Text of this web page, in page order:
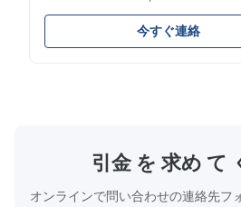
Value Product Name 0.5mm MR
Tinplate Food-Grade Can Material
MR, SPCC, prime Tinplate / TFS
TH620 Standard JIS DIN ASTM GB
Product Features High-quality
今すぐ連絡
引金 を 求め て
オンラインで問い合わせの連絡先フ